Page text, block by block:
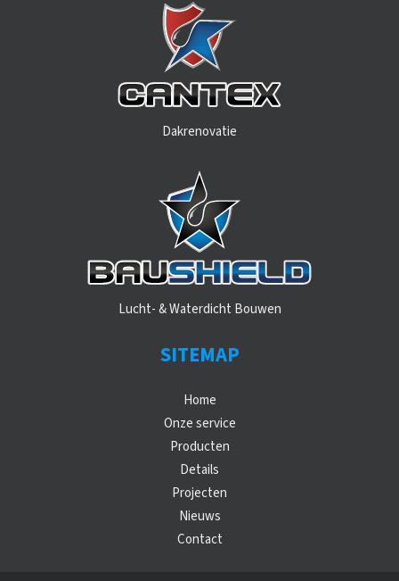
Dakrenovatie
Lucht- & Waterdicht Bouwen
SITEMAP
Home
Onze service
Producten
Details
Projecten
Nieuws
Contact